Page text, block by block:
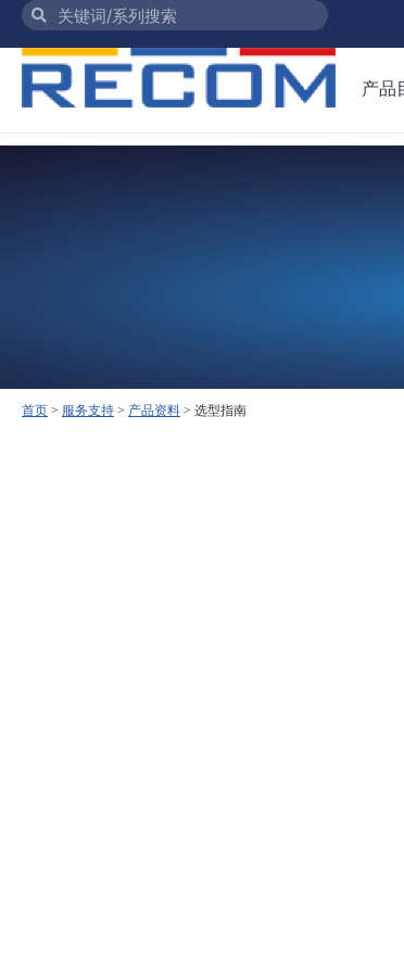
产品
首页 > 服务支持 > 产品资料 > 选型指南